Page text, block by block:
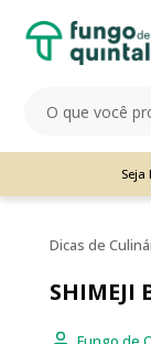
Dicas de
SHIMEJI